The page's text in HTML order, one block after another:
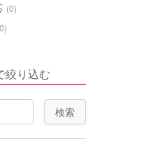
(0)
絞り込む